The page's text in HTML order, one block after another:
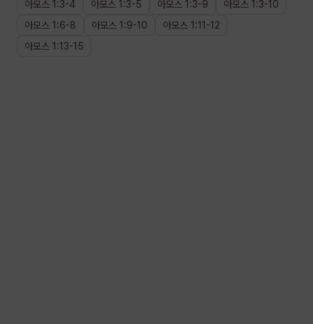
아모스 1 :3-4 아모스 1 :3-5 아모스 1 :3-9 아모스 1 :3-10
아모스 1 :6-8 아모스 1 :9-10 아모스 1 :11 -12
아모스 1 :13-15